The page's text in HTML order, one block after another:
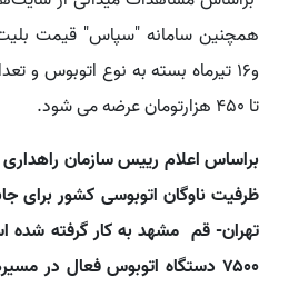
تا ۴۵۰ هزارتومان عرضه می شود.
براساس اعلام رییس سازمان
ظرفیت ناوگان اتوبوسی کشور برای
تهران- قم مشهد به کار گرفته
۷۵۰۰ دستگاه اتوبوس فعال در